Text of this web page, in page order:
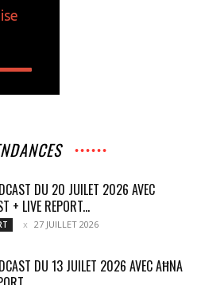
DU 20 JUILET 2026 AVEC
+ LIVE REPORT...
27 JUILLET 2026
DU 13 JUILET 2026 AVEC AĦNA